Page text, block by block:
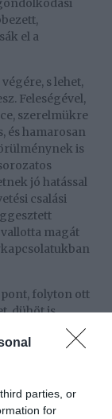
parties, or
for
el a
s lehet,
Feleségével,
szerelmükre
és hamarosan
is
jó hatással
csalási
magát
folyton ott
dühöt is
dr. Baksa
kitett az
is részeseivé
hogy a